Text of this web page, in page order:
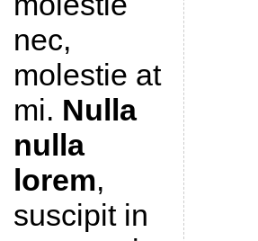
nec,
molestie at
mi. Nulla
nulla
lorem,
suscipit in